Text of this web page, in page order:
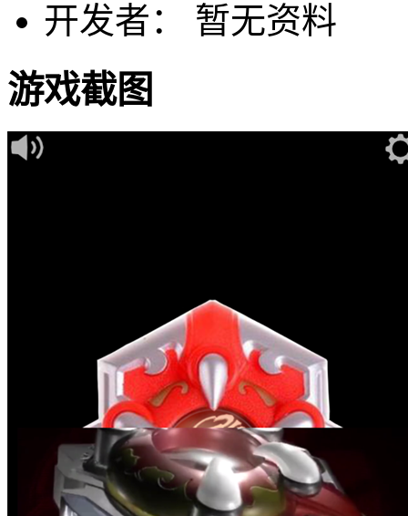
开发者： 暂无资料
游戏截图